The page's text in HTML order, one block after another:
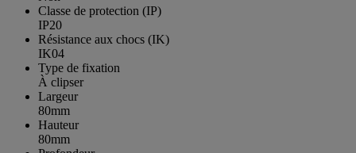
Classe de protection (IP)
IP20
Résistance aux chocs (IK)
IK04
Type de fixation
À clipser
Largeur
80mm
Hauteur
80mm